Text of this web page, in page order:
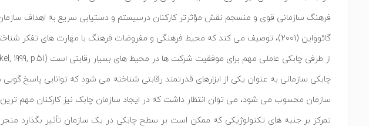
فرهنگ سازمانی قوی و منسجم نقش مؤثرتر کارکنان درسیستم و دستیابی سریع به اهداف سازمان را
گائوواین (۲۰۰۱)، توصیف می کند که محیط فرهنگی و مفروضات فرهنگ با مهارت های تفکر شناختی، خلاقیت و تفکر انتقادی در ارتباط است (Sabri et al., 2015, p2).
از طرفی چابکی عاملی مهم برای موفقیت شرکت ها در محیط های بسیار رقابتی است (Haeckel, 1999, p.51)
چابکی سازمانی به عنوان یکی از ابزارهای قدرتمند رقابتی شناخته می شود که توانایی پاسخ
سازمان محسوب می شود، می توان انتظار داشت که در ایجاد سازمان چابک نیز کارکنان مهم ترین نقش را
تمرکز بر جنبه های تکنولوژیکی که ممکن است بر سطح چابکی در یک سازمان تأثیر بگذارد